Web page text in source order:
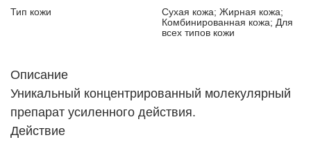
Тип кожи
Сухая кожа; Жирная кожа;
Комбинированная кожа; Для
всех типов кожи
Описание
Уникальный концентрированный молекулярный
препарат усиленного действия.
Действие